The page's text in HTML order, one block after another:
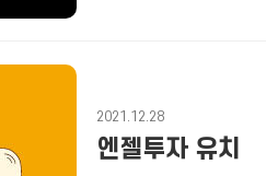
엔젤투자 유치
2021.12.28